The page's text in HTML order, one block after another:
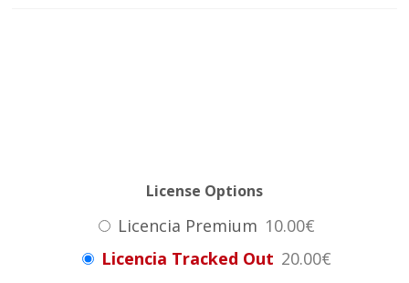
License Options
Licencia Premium 10.00€
Licencia Tracked Out 20.00€